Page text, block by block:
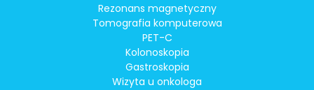
Rezonans magnetyczny
Tomografia komputerowa
PET-C
Kolonoskopia
Gastroskopia
Wizyta u onkologa